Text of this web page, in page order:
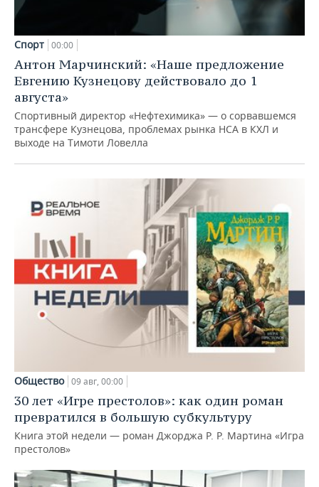
Спорт 00:00
Антон Марчинский: «Наше предложение
Евгению Кузнецову действовало до 1
августа»
Спортивный директор «Нефтехимика» — о сорвавшемся
трансфере Кузнецова, проблемах рынка НСА в КХЛ и
выходе на Тимоти Ловелла
Общество 09 авг, 00:00
30 лет «Игре престолов»: как один роман
превратился в большую субкультуру
Книга этой недели — роман Джорджа Р. Р. Мартина «Игра
престолов»